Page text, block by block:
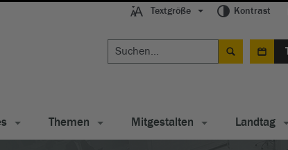
Textgröße Kontrast
Themen Mitgestalten Landtag